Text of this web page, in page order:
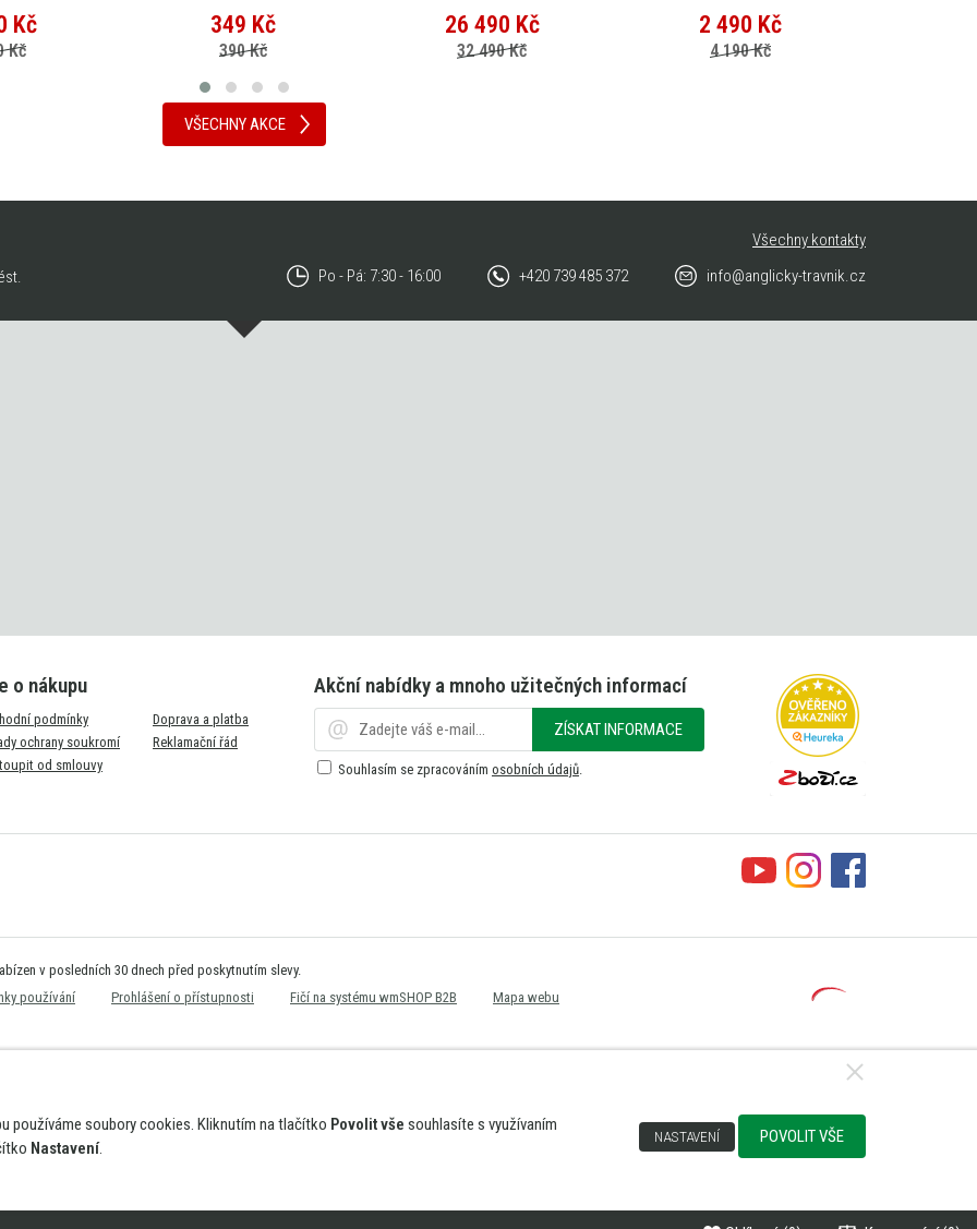
Kč
Kč
349 Kč
390 Kč
26 490 Kč
32 490 Kč
2 490 Kč
4 190 Kč
VŠECHNY AKCE
Všechny kontakty
Po - Pá: 7:30 - 16:00
+420 739 485 372 info@anglicky-travnik.cz
o nákupu
podmínky
ochrany soukromí
od smlouvy
Doprava a platba
Reklamační řád
Akční nabídky a mnoho užitečných informací
ZÍSKAT INFORMACE
Souhlasím se zpracováním osobních údajů.
v posledních 30 dnech před poskytnutím slevy.
používání Prohlášení o přístupnosti Fičí na systému wmSHOP B2B Mapa webu
používáme soubory cookies. Kliknutím na tlačítko Povolit vše souhlasíte s využívaním
Nastavení.
NASTAVENÍ POVOLIT VŠE